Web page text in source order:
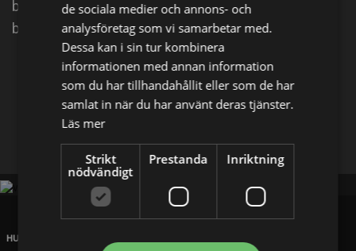
bönder som har anslutit sig till Tunstall. Samtidigt
bestämmer sig Billy för att byta sida.
Facebook
HUVUDKONTOR
de sociala medier och annons- och
analysföretag som vi samarbetar med.
Dessa kan i sin tur kombinera
informationen med annan information
som du har tillhandahållit eller som de har
samlat in när du har använt deras tjänster.
Läs mer
Strikt
nödvändigt
Prestanda Inriktning